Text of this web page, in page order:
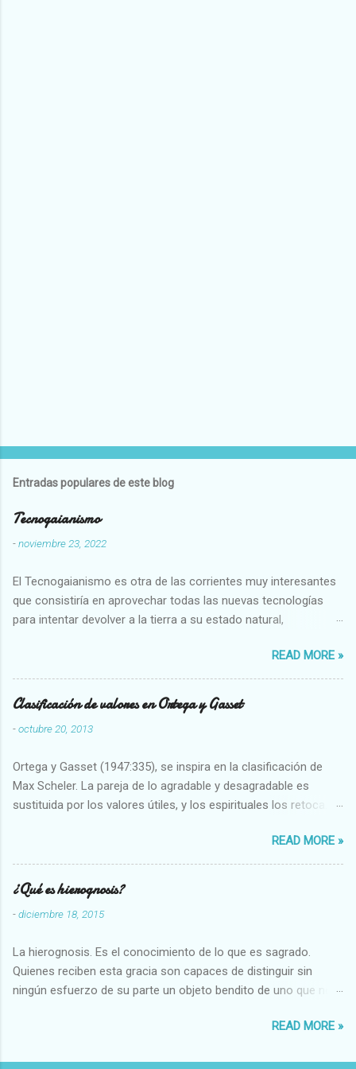
Entradas populares de este blog
Tecnogaianismo
-noviembre 23, 2022
El Tecnogaianismo es otra de las corrientes muy interesantes
que consistiría en aprovechar todas las nuevas tecnologías
para intentar devolver a la tierra a su estado natural,
READ MORE »
Clasificación de valores en Ortega y Gasset
-octubre 20, 2013
Ortega y Gasset (1947:335), se inspira en la clasificación de
Max Scheler. La pareja de lo agradable y desagradable es
sustituida por los valores útiles, y los espirituales los retoca.
Abundante-Escaso,etc 2 VITALES Sano-Enfermo Selecto-
Vulgar Enérgico-Inerte Fuerte-Débil,etc. 3 ESPIRITUALES a)
Intelectuales Conocimiento-Error Exacto-Aproximado
Evidente-Probable,etc b) Morales Bueno-malo Bondadoso-
malvado Justo-Injusto Escrupuloso-Relajado Leal-Desleal,etc.
Armonioso-Inarmonioso 4 RELIGIOSOS Santo-Pr...
READ MORE »
¿Qué es hierognosis?
-diciembre 18, 2015
La hierognosis. Es el conocimiento de lo que es sagrado.
Quienes reciben esta gracia son capaces de distinguir sin
ningún esfuerzo de su parte un objeto bendito de uno que no
READ MORE »